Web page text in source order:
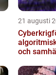
21 augusti
och